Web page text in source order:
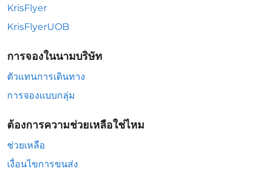
KrisFlyer
KrisFlyerUOB
การจองในนามบริษัท
ตัวแทนการเดินทาง
การจองแบบกลุ่ม
ต้องการความช่วยเหลือใช่ไหม
ช่วยเหลือ
เงื่อนไขการขนส่ง